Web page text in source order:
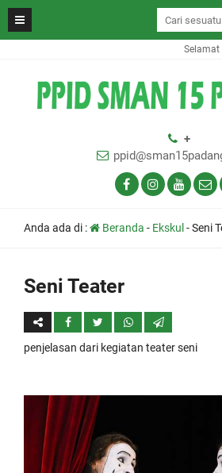
Selamat
+
Anda ada di : Beranda - Ekskul -Seni
Seni Teater
penjelasan dari kegiatan teater seni